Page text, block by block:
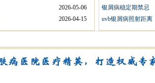
2026-05-06
2026-04-15
银屑病稳定期禁忌
uvb银屑病照射距离